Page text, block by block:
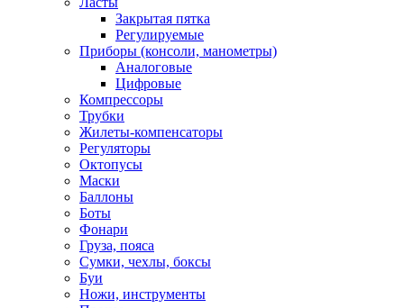
Закрытая пятка
Регулируемые
Приборы (консоли, манометры)
Аналоговые
Цифровые
Компрессоры
Трубки
Жилеты-компенсаторы
Регуляторы
Октопусы
Маски
Баллоны
Боты
Фонари
Груза, пояса
Сумки, чехлы, боксы
Буи
Ножи, инструменты